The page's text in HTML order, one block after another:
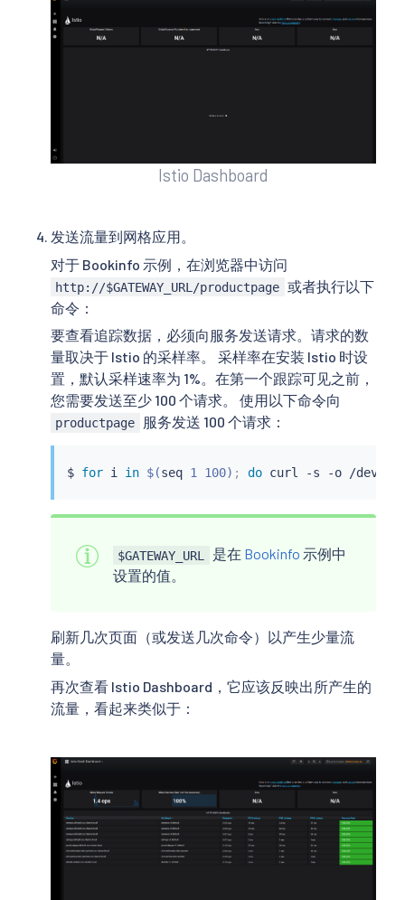
Istio Dashboard
发送流量到网格应用。
对于 Bookinfo 示例，在浏览器中访问
http://$GATEWAY_URL/productpage 或者执行以下
命令：
要查看追踪数据，必须向服务发送请求。请求的数
量取决于 Istio 的采样率。 采样率在安装 Istio 时设
置，默认采样速率为 1%。在第一个跟踪可见之前，
您需要发送至少 100 个请求。 使用以下命令向
productpage 服务发送 100 个请求：
$ for i in $(seq 1 100) ; do curl -s -o /dev/
$GATEWAY_URL 是在 Bookinfo 示例中
设置的值。
刷新几次页面（或发送几次命令）以产生少量流
量。
再次查看 Istio Dashboard，它应该反映出所产生的
流量，看起来类似于：